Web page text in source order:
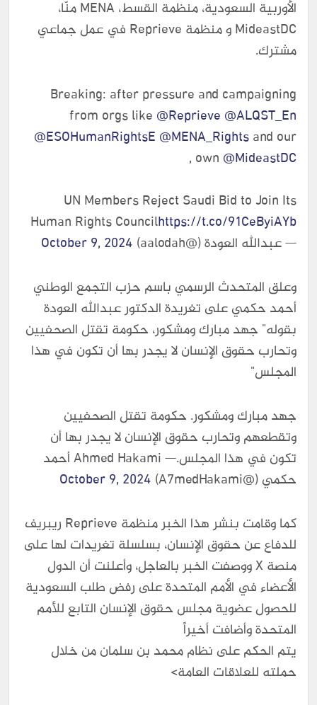
الأوربية السعودية، منظمة القسط، MENA منّا،
MideastDC و منظمة Reprieve في عمل جماعي
مشترك.
Breaking: after pressure and campaigning
from orgs like @Reprieve @ALQST_En
@ESOHumanRightsE @MENA_Rightsand our
own @MideastDC
,
UN Members Reject Saudi Bid to Join Its
Human Rights Councilhttps://t.co/91CeByiAYb
— عبدالله العودة (@aalodah)
October 9, 2024
وعلق المتحدث الرسمي باسم حزب التجمع الوطني
أحمد حكمي على تغريدة الدكتور عبدالله العودة
بقوله" جهد مبارك ومشكور، حكومة تقتل الصحفيين
وتحارب حقوق الإنسان لا يجدر بها أن تكون في هذا
المجلس"
جهد مبارك ومشكور. حكومة تقتل الصحفيين
وتقطعهم وتحارب حقوق الإنسان لا يجدر بها أن
تكون في هذا المجلس.— Ahmed Hakami أحمد
حكمي (@A7medHakami)
October 9, 2024
كما وقامت بنشر هذا الخبر منظمة Reprieve ريبريف
للدفاع عن حقوق الإنسان، بسلسلة تغريدات لها على
منصة X ووصفت الخبر بالعاجل، وأعلنت أن الدول
الأعضاء في الأمم المتحدة على رفض طلب السعودية
للحصول عضوية مجلس حقوق الإنسان التابع للأمم
المتحدة وأضافت أخيراً
يتم الحكم على نظام محمد بن سلمان من خلال
حملته للعلاقات العامة>